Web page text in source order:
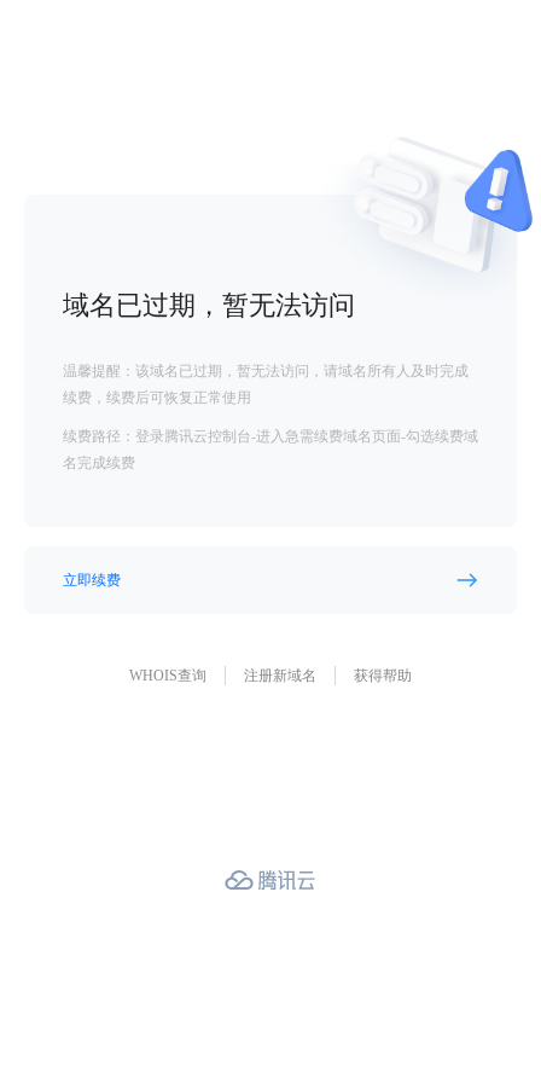
域名已过期，暂无法访问
温馨提醒：该域名已过期，暂无法访问，请域名所有人及时完成
续费，续费后可恢复正常使用
续费路径：登录腾讯云控制台-进入急需续费域名页面-勾选续费域
名完成续费
立即续费
WHOIS查询 注册新域名 获得帮助